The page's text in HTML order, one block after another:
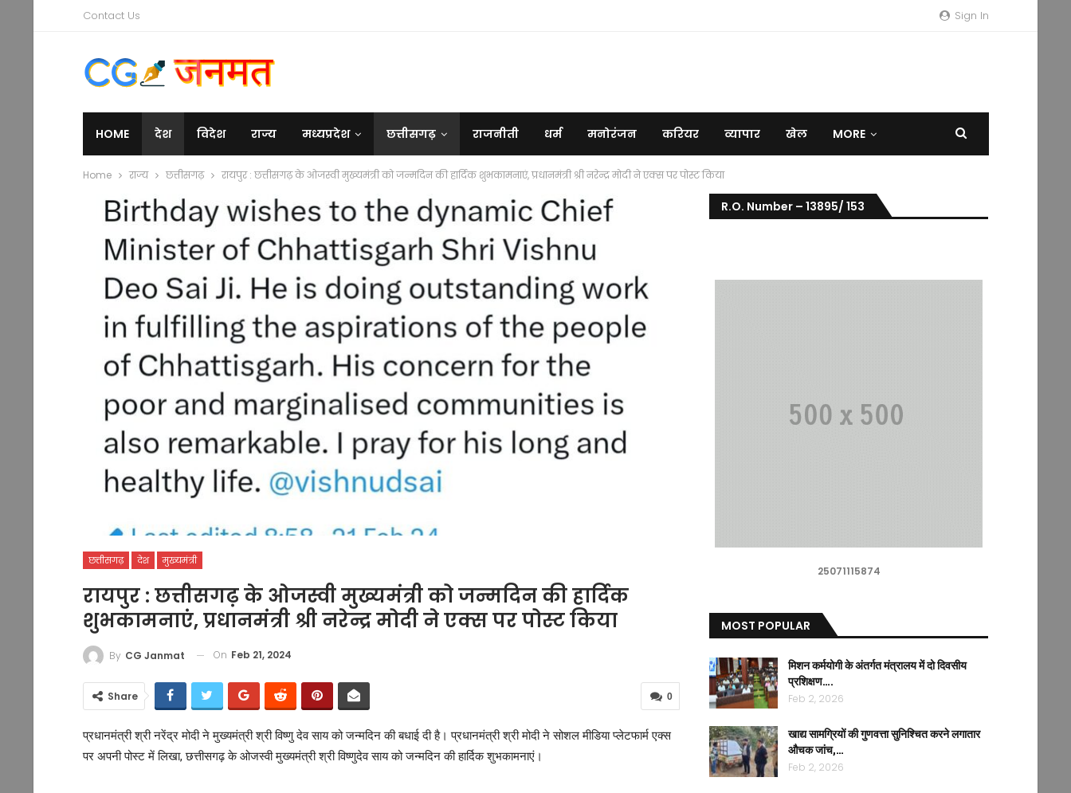
Sign In
Contact Us
HOME देश विदेश राज्य मध्यप्रदेश छत्तीसगढ़ राजनीती धर्म मनोरंजन करियर व्यापार खेल MORE
Home राज्य छत्तीसगढ़ रायपुर : छत्तीसगढ़ के ओजस्वी मुख्यमंत्री को जन्मदिन की हार्दिक शुभकामनाएं, प्रधानमंत्री श्री नरेन्द्र मोदी ने एक्स पर पोस्ट किया
छत्तीसगढ़ देश मुख्यमंत्री
रायपुर : छत्तीसगढ़ के ओजस्वी मुख्यमंत्री को जन्मदिन की हार्दिक
शुभकामनाएं, प्रधानमंत्री श्री नरेन्द्र मोदी ने एक्स पर पोस्ट किया
By CG Janmat On Feb 21, 2024
0
Share
प्रधानमंत्री श्री नरेंद्र मोदी ने मुख्यमंत्री श्री विष्णु देव साय को जन्मदिन की बधाई दी है। प्रधानमंत्री श्री मोदी ने सोशल मीडिया प्लेटफार्म एक्स
पर अपनी पोस्ट में लिखा, छत्तीसगढ़ के ओजस्वी मुख्यमंत्री श्री विष्णुदेव साय को जन्मदिन की हार्दिक शुभकामनाएं।
R.O. Number – 13895/ 153
25071115874
MOST POPULAR
मिशन कर्मयोगी के अंतर्गत मंत्रालय में दो दिवसीय
प्रशिक्षण….
Feb 2, 2026
खाद्य सामग्रियों की गुणवत्ता सुनिश्चित करने लगातार
औचक जांच,…
Feb 2, 2026